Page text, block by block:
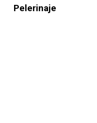
Pelerinaje